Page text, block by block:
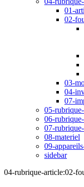
01-
02-
03-
04-
07-
05-
06-
07-
08-materiel
09-
sidebar
04-rubrique-article:02-